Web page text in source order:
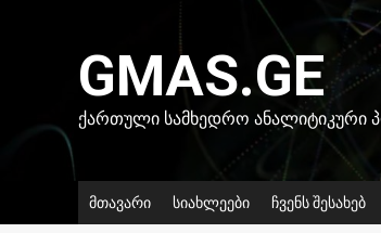
GMAS.GE
ᲥᲐᲠᲗᲣᲚᲘ ᲡᲐᲛᲮᲔᲓᲠᲝ ᲐᲜᲐᲚᲘᲢᲘᲙᲣᲠᲘ
მთავარი სიახლეები ჩვენს შესახებ